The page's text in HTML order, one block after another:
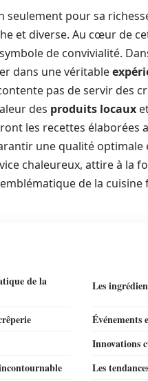
seulement pour sa
et diverse. Au cœur de
de convivialité.
dans une véritable
pas de servir des
des produits locaux
les recettes élaborées
une qualité optimale
chaleureux, attire à la
de la cuisine
de la
Les
Événements
Innovations
Les